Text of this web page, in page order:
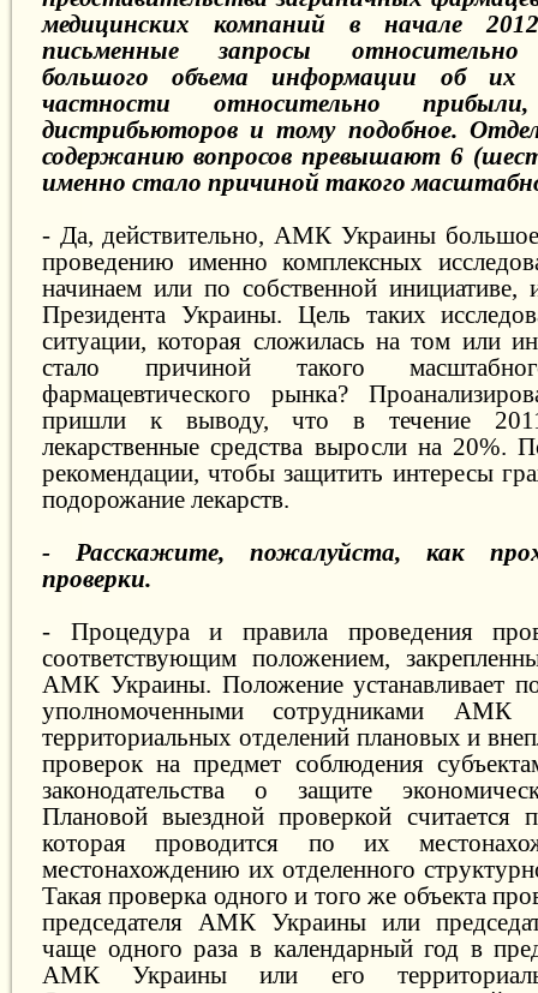
медицинских компаний в начале
письменные запросы относительно
большого объема информации об их
частности относительно прибыли,
дистрибьюторов и тому подобное.
содержанию вопросов превышают 6
именно стало причиной такого
- Да, действительно, АМК Украины большое
проведению именно комплексных
начинаем или по собственной
Президента Украины. Цель таких
ситуации, которая сложилась на том или
стало причиной такого
фармацевтического рынка?
пришли к выводу, что в течение
лекарственные средства выросли на 20%.
рекомендации, чтобы защитить интересы
подорожание лекарств.
- Расскажите, пожалуйста, как
проверки.
- Процедура и правила проведения
соответствующим положением,
АМК Украины. Положение устанавливает
уполномоченными сотрудниками
территориальных отделений плановых и
проверок на предмет соблюдения
законодательства о защите
Плановой выездной проверкой считается
которая проводится по их
местонахождению их отделенного
Такая проверка одного и того же объекта
председателя АМК Украины или
чаще одного раза в календарный год в
АМК Украины или его